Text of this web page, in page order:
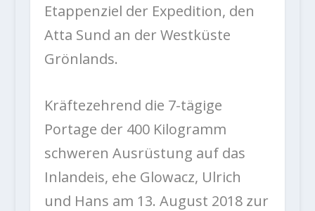
Etappenziel der Expedition, den
Atta Sund an der Westküste
Grönlands.
Kräftezehrend die 7-tägige
Portage der 400 Kilogramm
schweren Ausrüstung auf das
Inlandeis, ehe Glowacz, Ulrich
und Hans am 13. August 2018 zur